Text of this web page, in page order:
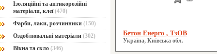
Ізоляційні та антикорозійні
матеріали, клеї(470)
Фарби, лаки, розчинники (150)
Оздоблювальні матеріали (302)
Вікна та скло (346)
Бетон Енерго , ТзОВ
Україна, Київська обл.